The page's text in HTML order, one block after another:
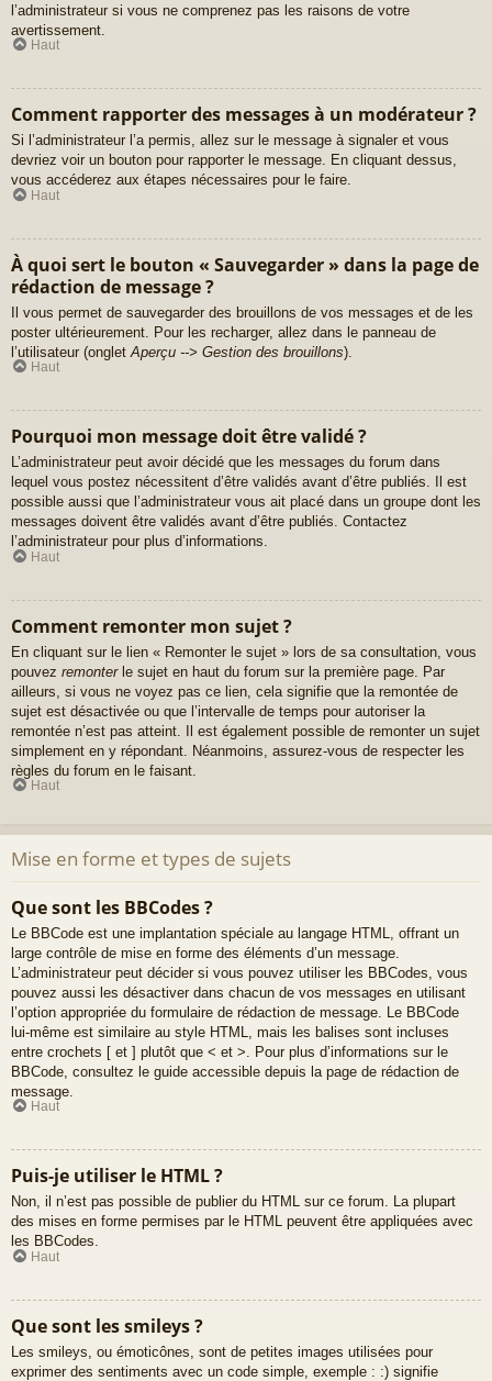
l’administrateur si vous ne comprenez pas les raisons de votre
avertissement.
Haut
Comment rapporter des messages à un modérateur ?
Si l’administrateur l’a permis, allez sur le message à signaler et vous
devriez voir un bouton pour rapporter le message. En cliquant dessus,
vous accéderez aux étapes nécessaires pour le faire.
Haut
À quoi sert le bouton « Sauvegarder » dans la page de
rédaction de message ?
Il vous permet de sauvegarder des brouillons de vos messages et de les
poster ultérieurement. Pour les recharger, allez dans le panneau de
l’utilisateur (onglet Aperçu --> Gestion des brouillons).
Haut
Pourquoi mon message doit être validé ?
L’administrateur peut avoir décidé que les messages du forum dans
lequel vous postez nécessitent d’être validés avant d’être publiés. Il est
possible aussi que l’administrateur vous ait placé dans un groupe dont les
messages doivent être validés avant d’être publiés. Contactez
l’administrateur pour plus d’informations.
Haut
Comment remonter mon sujet ?
En cliquant sur le lien « Remonter le sujet » lors de sa consultation, vous
pouvez remonterle sujet en haut du forum sur la première page. Par
ailleurs, si vous ne voyez pas ce lien, cela signifie que la remontée de
sujet est désactivée ou que l’intervalle de temps pour autoriser la
remontée n’est pas atteint. Il est également possible de remonter un sujet
simplement en y répondant. Néanmoins, assurez-vous de respecter les
règles du forum en le faisant.
Haut
Mise en forme et types de sujets
Que sont les BBCodes ?
Le BBCode est une implantation spéciale au langage HTML, offrant un
large contrôle de mise en forme des éléments d’un message.
L’administrateur peut décider si vous pouvez utiliser les BBCodes, vous
pouvez aussi les désactiver dans chacun de vos messages en utilisant
l’option appropriée du formulaire de rédaction de message. Le BBCode
lui-même est similaire au style HTML, mais les balises sont incluses
entre crochets [ et ] plutôt que < et >. Pour plus d’informations sur le
BBCode, consultez le guide accessible depuis la page de rédaction de
message.
Haut
Puis-je utiliser le HTML ?
Non, il n’est pas possible de publier du HTML sur ce forum. La plupart
des mises en forme permises par le HTML peuvent être appliquées avec
les BBCodes.
Haut
Que sont les smileys ?
Les smileys, ou émoticônes, sont de petites images utilisées pour
exprimer des sentiments avec un code simple, exemple : :) signifie